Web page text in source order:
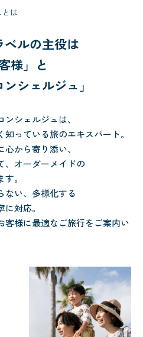
とは
ベルの主役は
様」と
ンシェルジュ」
シェルジュは、
っている旅のエキスパート。
から寄り添い、
、オーダーメイドの
。
ない、多様化する
対応。
客様に最適なご旅行をご案内い